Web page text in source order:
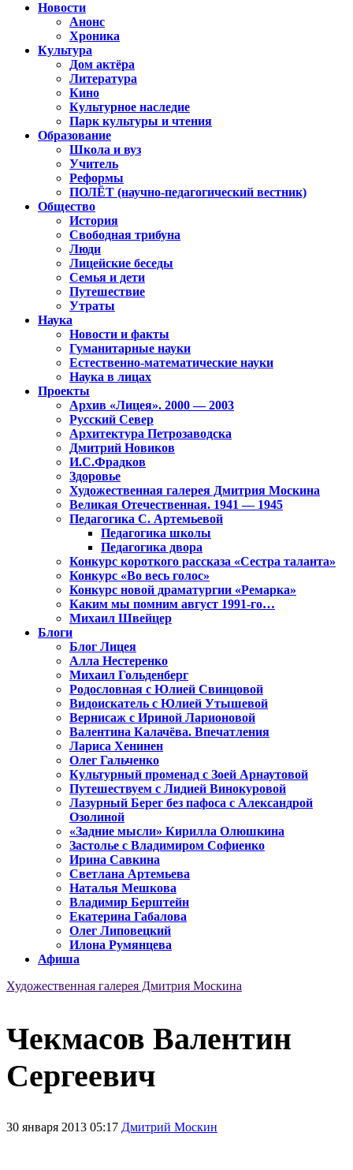
Новости
Анонс
Хроника
Культура
Дом актёра
Литература
Кино
Культурное наследие
Парк культуры и чтения
Образование
Школа и вуз
Учитель
Реформы
ПОЛЁТ (научно-педагогический вестник)
Общество
История
Свободная трибуна
Люди
Лицейские беседы
Семья и дети
Путешествие
Утраты
Наука
Новости и факты
Гуманитарные науки
Естественно-математические науки
Наука в лицах
Проекты
Архив «Лицея». 2000 — 2003
Русский Север
Архитектура Петрозаводска
Дмитрий Новиков
И.С.Фрадков
Здоровье
Художественная галерея Дмитрия Москина
Великая Отечественная. 1941 — 1945
Педагогика С. Артемьевой
Педагогика школы
Педагогика двора
Конкурс короткого рассказа «Сестра таланта»
Конкурс «Во весь голос»
Конкурс новой драматургии «Ремарка»
Каким мы помним август 1991-го…
Михаил Швейцер
Блоги
Блог Лицея
Алла Нестеренко
Михаил Гольденберг
Родословная с Юлией Свинцовой
Видоискатель с Юлией Утышевой
Вернисаж с Ириной Ларионовой
Валентина Калачёва. Впечатления
Лариса Хенинен
Олег Гальченко
Культурный променад с Зоей Арнаутовой
Путешествуем с Лидией Винокуровой
Лазурный Берег без пафоса с Александрой
Озолиной
«Задние мысли» Кирилла Олюшкина
Застолье с Владимиром Софиенко
Ирина Савкина
Светлана Артемьева
Наталья Мешкова
Владимир Берштейн
Екатерина Габалова
Олег Липовецкий
Илона Румянцева
Афиша
Художественная галерея Дмитрия Москина
Чекмасов Валентин
Сергеевич
30 января 2013 05:17 Дмитрий Москин